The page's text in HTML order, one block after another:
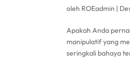
oleh ROEadmin |
Apakah Anda
manipulatif yang
seringkali bahaya